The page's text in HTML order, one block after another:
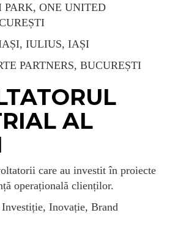
PARK, ONE UNITED
IULIUS, IAȘI
PARTNERS, BUCUREȘTI
AL
care au investit în proiecte
operațională clienților.
Investiție, Inovație, Brand